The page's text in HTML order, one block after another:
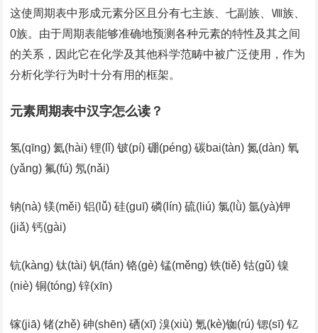
这使周期表中形成元素分区且分有七主族、七副族、Ⅷ族、
0族。由于周期表能够准确地预测各种元素的特性及其之间
的关系，因此它在化学及其他科学范畴中被广泛使用，作为
分析化学行为时十分有用的框架。
元素周期表中汉字怎么读？
氢(qīng) 氦(hài) 锂(lǐ) 铍(pí) 硼(péng) 碳bai(tàn) 氮(dàn) 氧
(yǎng) 氟(fú) 氖(nǎi)
钠(nà) 镁(měi) 铝(lǚ) 硅(guī) 磷(lín) 硫(liú) 氯(lǜ) 氩(yà)钾
(jiǎ) 钙(gài)
钪(kàng) 钛(tài) 钒(fán) 铬(gè) 锰(měng) 铁(tiě) 钴(gǔ) 镍
(niè) 铜(tóng) 锌(xīn)
镓(jiā) 锗(zhě) 砷(shēn) 硒(xī) 溴(xiù) 氪(kè)铷(rú) 锶(sī) 钇